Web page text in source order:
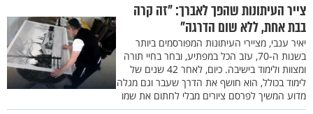
צייר העיתונות שהפך לאברך: "זה קרה
בבת אחת, ללא שום הדרגה"
יאיר ענבי, מציירי העיתונות המפורסמים ביותר
בשנות ה-70, עזב הכל במפתיע, ובחר בחיי תורה
ומצוות ולימוד בישיבה. כיום, לאחר 42 שנים של
לימוד בכולל, הוא חושף את הדרך שעבר וגם מגלה
מדוע המשיך לפרסם ציורים מבלי לחתום את שמו